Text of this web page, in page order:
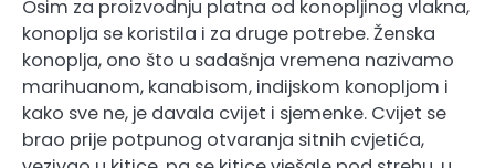
Osim za proizvodnju platna od konopljinog vlakna,
konoplja se koristila i za druge potrebe. Ženska
konoplja, ono što u sadašnja vremena nazivamo
marihuanom, kanabisom, indijskom konopljom i
kako sve ne, je davala cvijet i sjemenke. Cvijet se
brao prije potpunog otvaranja sitnih cvjetića,